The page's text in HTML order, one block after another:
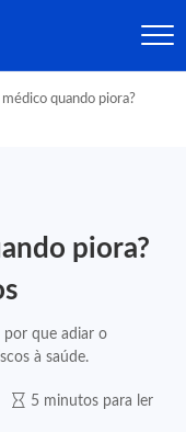
quando piora?
piora?
por que adiar o
à saúde.
5 minutos para ler